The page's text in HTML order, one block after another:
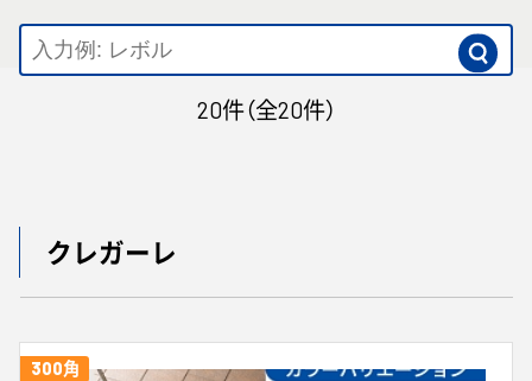
20件（全20件）
クレガーレ
300角